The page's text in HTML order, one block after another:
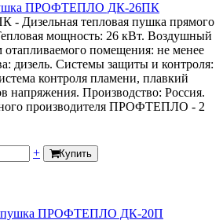
пушка ПРОФТЕПЛО ДК-26ПК
тепловая пушка прямого
мощность: 26 кВт. Воздушный
помещения: не менее
дизель. Системы защиты и контроля:
контроля пламени, плавкий
напряжения. Производство: Россия.
производителя ПРОФТЕПЛО - 2
+ Купить